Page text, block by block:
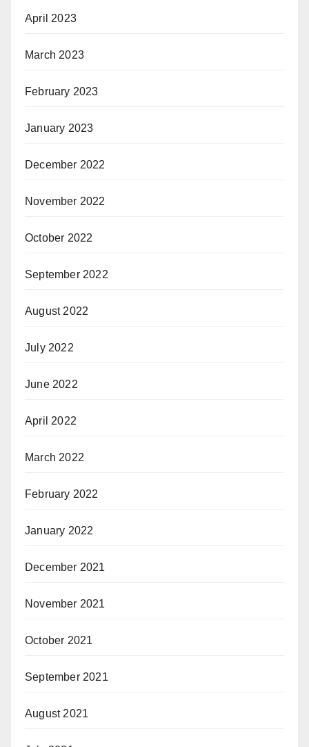
April 2023
March 2023
February 2023
January 2023
December 2022
November 2022
October 2022
September 2022
August 2022
July 2022
June 2022
April 2022
March 2022
February 2022
January 2022
December 2021
November 2021
October 2021
September 2021
August 2021